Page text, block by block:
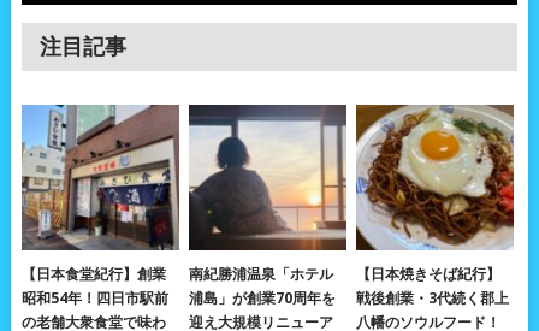
注目記事
【日本食堂紀行】創業
昭和54年！四日市駅前
の老舗大衆食堂で味わ
南紀勝浦温泉「ホテル
浦島」が創業70周年を
迎え大規模リニューア
【日本焼きそば紀行】
戦後創業・3代続く郡上
八幡のソウルフード！